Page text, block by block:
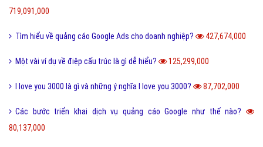
719,091,000
Tìm hiểu về quảng cáo Google Ads cho doanh nghiệp? 427,674,000
Một vài ví dụ về điệp cấu trúc là gì dễ hiểu? 125,299,000
I love you 3000 là gì và những ý nghĩa I love you 3000? 87,702,000
Các bước triển khai dịch vụ quảng cáo Google như thế nào?
80,137,000